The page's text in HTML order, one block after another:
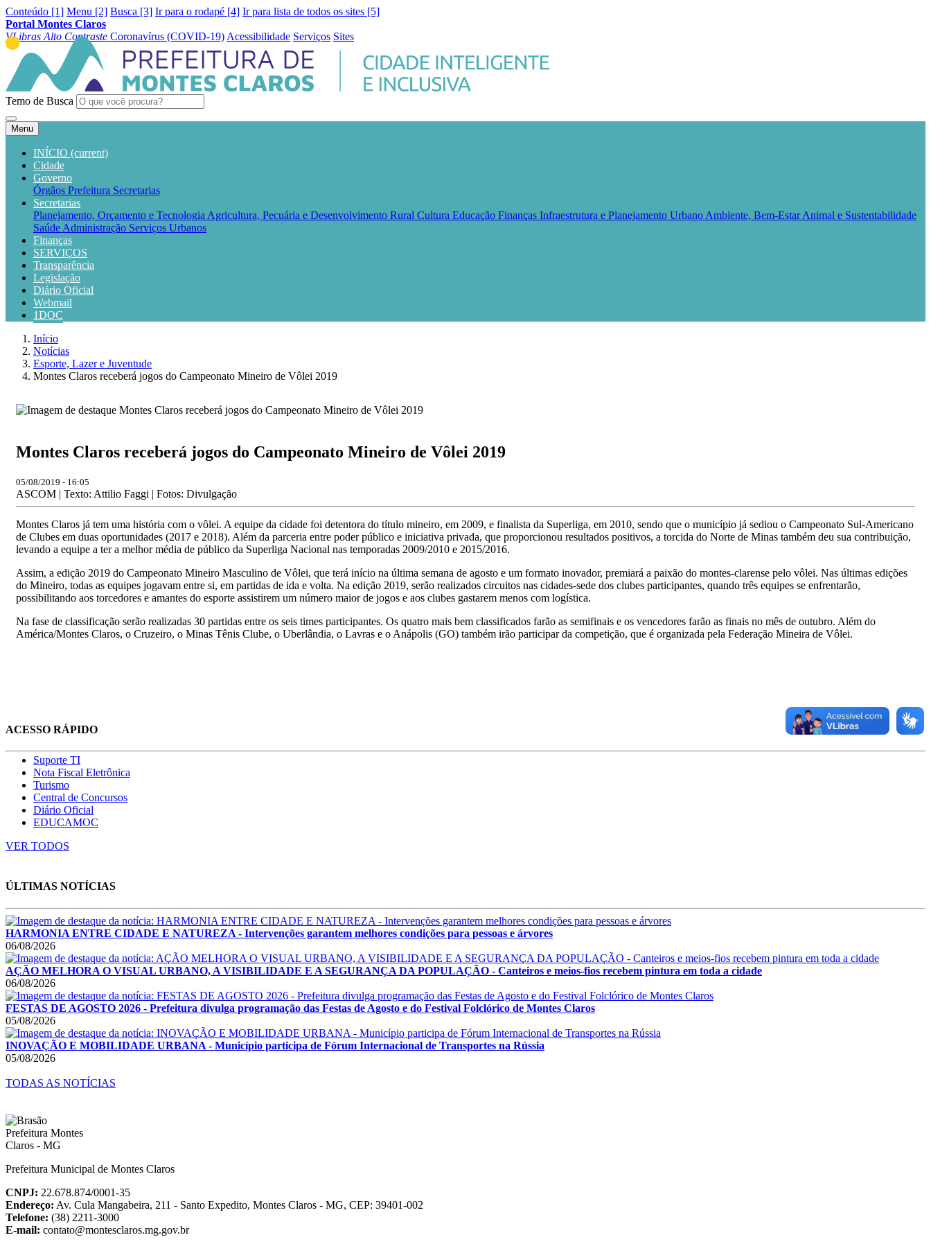
Conteúdo [1] Menu [2] Busca [3] Ir para o rodapé [4] Ir para lista de todos os sites [5]
Portal Montes Claros
VLibras Alto Contraste Coronavírus (COVID-19) Acessibilidade Serviços Sites
Temo de Busca
Menu
INÍCIO (current)
Cidade
Governo
Órgãos Prefeitura Secretarias
Secretarias
Planejamento, Orçamento e Tecnologia Agricultura, Pecuária e Desenvolvimento Rural Cultura Educação Finanças Infraestrutura e Planejamento Urbano Ambiente, Bem-Estar Animal e Sustentabilidade
Saúde Administração Serviços Urbanos
Finanças
SERVIÇOS
Transparência
Legislação
Diário Oficial
Webmail
1DOC
Início
Notícias
Esporte, Lazer e Juventude
Montes Claros receberá jogos do Campeonato Mineiro de Vôlei 2019
Montes Claros receberá jogos do Campeonato Mineiro de Vôlei 2019
05/08/2019 - 16:05
ASCOM | Texto: Attilio Faggi | Fotos: Divulgação
Montes Claros já tem uma história com o vôlei. A equipe da cidade foi detentora do título mineiro, em 2009, e finalista da Superliga, em 2010, sendo que o município já sediou o Campeonato Sul-Americano
de Clubes em duas oportunidades (2017 e 2018). Além da parceria entre poder público e iniciativa privada, que proporcionou resultados positivos, a torcida do Norte de Minas também deu sua contribuição,
levando a equipe a ter a melhor média de público da Superliga Nacional nas temporadas 2009/2010 e 2015/2016.
Assim, a edição 2019 do Campeonato Mineiro Masculino de Vôlei, que terá início na última semana de agosto e um formato inovador, premiará a paixão do montes-clarense pelo vôlei. Nas últimas edições
do Mineiro, todas as equipes jogavam entre si, em partidas de ida e volta. Na edição 2019, serão realizados circuitos nas cidades-sede dos clubes participantes, quando três equipes se enfrentarão,
possibilitando aos torcedores e amantes do esporte assistirem um número maior de jogos e aos clubes gastarem menos com logística.
Na fase de classificação serão realizadas 30 partidas entre os seis times participantes. Os quatro mais bem classificados farão as semifinais e os vencedores farão as finais no mês de outubro. Além do
América/Montes Claros, o Cruzeiro, o Minas Tênis Clube, o Uberlândia, o Lavras e o Anápolis (GO) também irão participar da competição, que é organizada pela Federação Mineira de Vôlei.
ACESSO RÁPIDO
Suporte TI
Nota Fiscal Eletrônica
Turismo
Central de Concursos
Diário Oficial
EDUCAMOC
VER TODOS
ÚLTIMAS NOTÍCIAS
HARMONIA ENTRE CIDADE E NATUREZA - Intervenções garantem melhores condições para pessoas e árvores
06/08/2026
AÇÃO MELHORA O VISUAL URBANO, A VISIBILIDADE E A SEGURANÇA DA POPULAÇÃO - Canteiros e meios-fios recebem pintura em toda a cidade
06/08/2026
FESTAS DE AGOSTO 2026 - Prefeitura divulga programação das Festas de Agosto e do Festival Folclórico de Montes Claros
05/08/2026
INOVAÇÃO E MOBILIDADE URBANA - Município participa de Fórum Internacional de Transportes na Rússia
05/08/2026
TODAS AS NOTÍCIAS
Prefeitura Municipal de Montes Claros
CNPJ: 22.678.874/0001-35
Endereço: Av. Cula Mangabeira, 211 - Santo Expedito, Montes Claros - MG, CEP: 39401-002
Telefone: (38) 2211-3000
E-mail: contato@montesclaros.mg.gov.br